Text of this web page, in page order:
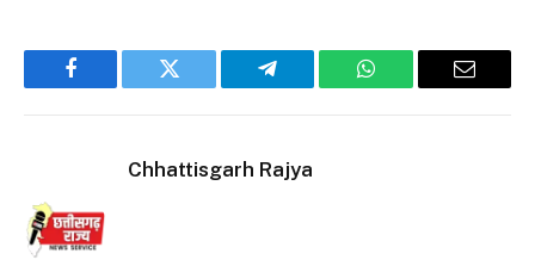
Facebook Twitter Telegram WhatsApp Email
Chhattisgarh Rajya